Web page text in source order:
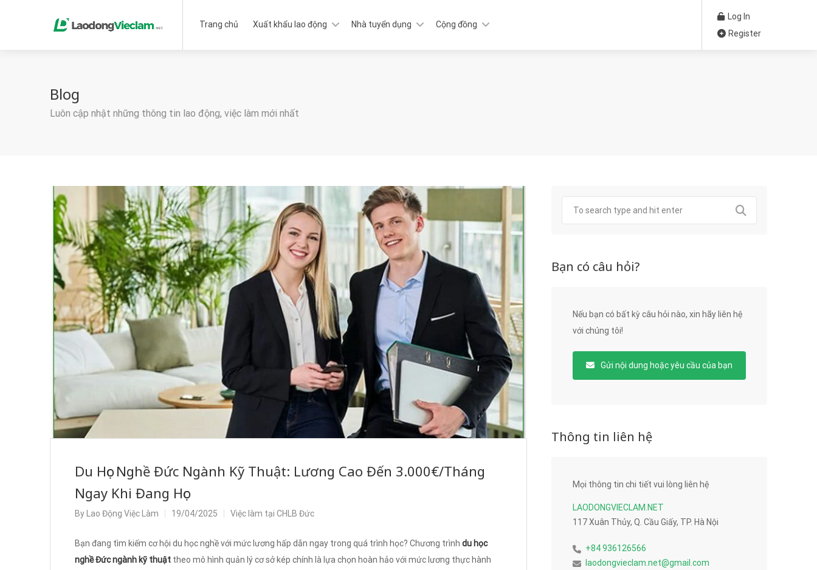
Trang chủ Xuất khẩu lao động Nhà tuyển dụng Cộng đồng
Log In
Register
Blog
Luôn cập nhật những thông tin lao động, việc làm mới nhất
Du Học Nghề Đức Ngành Kỹ Thuật: Lương Cao Đến 3.000€/Tháng
Ngay Khi Đang Học
By Lao Động Việc Làm 19/04/2025 Việc làm tại CHLB Đức
Bạn đang tìm kiếm cơ hội du học nghề với mức lương hấp dẫn ngay trong quá trình học? Chương trình du học
nghề Đức ngành kỹ thuật theo mô hình quản lý cơ sở kép chính là lựa chọn hoàn hảo với mức lương thực hành
Bạn có câu hỏi?
Nếu bạn có bất kỳ câu hỏi nào, xin hãy liên hệ
với chúng tôi!
Gửi nội dung hoặc yêu cầu của bạn
Thông tin liên hệ
Mọi thông tin chi tiết vui lòng liên hệ
LAODONGVIECLAM.NET
117 Xuân Thủy, Q. Cầu Giấy, TP. Hà Nội
+84 936126566
laodongvieclam.net@gmail.com